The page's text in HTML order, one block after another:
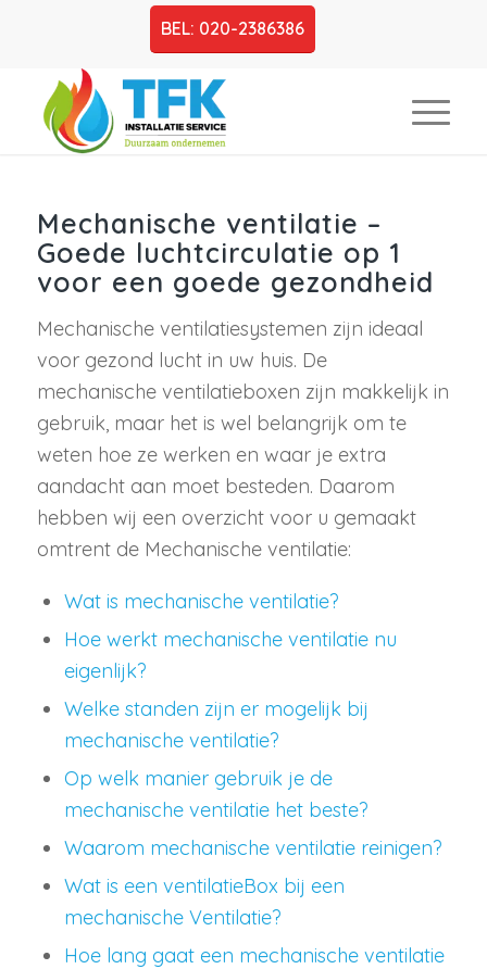
BEL: 020-2386386
Mechanische ventilatie –
Goede luchtcirculatie op 1
voor een goede gezondheid
Mechanische ventilatiesystemen zijn ideaal
voor gezond lucht in uw huis. De
mechanische ventilatieboxen zijn makkelijk in
gebruik, maar het is wel belangrijk om te
weten hoe ze werken en waar je extra
aandacht aan moet besteden. Daarom
hebben wij een overzicht voor u gemaakt
omtrent de Mechanische ventilatie:
Wat is mechanische ventilatie?
Hoe werkt mechanische ventilatie nu
eigenlijk?
Welke standen zijn er mogelijk bij
mechanische ventilatie?
Op welk manier gebruik je de
mechanische ventilatie het beste?
Waarom mechanische ventilatie reinigen?
Wat is een ventilatieBox bij een
mechanische Ventilatie?
Hoe lang gaat een mechanische ventilatie